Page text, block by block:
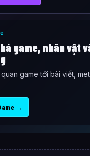
game, nhân vật
game tới bài viết,
→